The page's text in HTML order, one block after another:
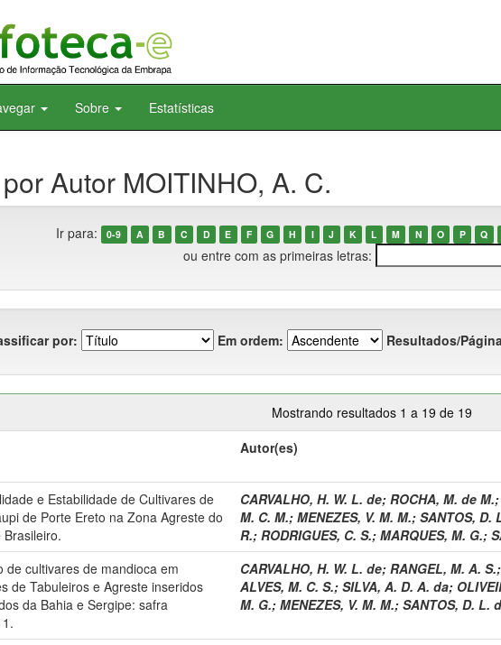
Sobre Estatísticas
Autor MOITINHO, A. C.
Ir para: 0-9 A B C D E F G H I J K L M N O P Q
ou entre com as primeiras letras:
por: Em ordem: Resultados/Página
Mostrando resultados 1 a 19 de 19
Autor(es)
e Estabilidade de Cultivares de
de Porte Ereto na Zona Agreste do
Brasileiro.
CARVALHO, H. W. L. de; ROCHA, M. de M.;
M. C. M.; MENEZES, V. M. M.; SANTOS, D.
R.; RODRIGUES, C. S.; MARQUES, M. G.;
de cultivares de mandioca em
de Tabuleiros e Agreste inseridos
da Bahia e Sergipe: safra
CARVALHO, H. W. L. de; RANGEL, M. A. S.;
ALVES, M. C. S.; SILVA, A. D. A. da;
M. G.; MENEZES, V. M. M.; SANTOS, D. L.